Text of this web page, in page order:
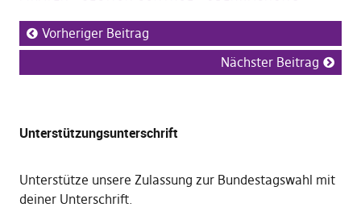
Vorheriger Beitrag
Nächster Beitrag
Unterstützungsunterschrift
Unterstütze unsere Zulassung zur Bundestagswahl mit
deiner Unterschrift.